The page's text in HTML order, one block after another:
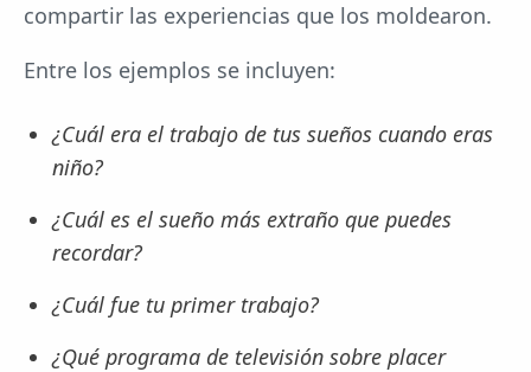
compartir las experiencias que los moldearon.
Entre los ejemplos se incluyen:
¿Cuál era el trabajo de tus sueños cuando eras
niño?
¿Cuál es el sueño más extraño que puedes
recordar?
¿Cuál fue tu primer trabajo?
¿Qué programa de televisión sobre placer